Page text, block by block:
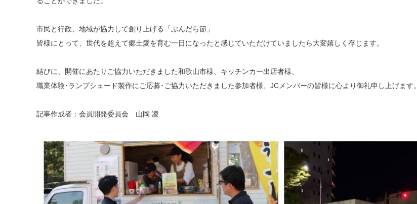
市民と行政、地域が協力して創り上げる「ぶんだら節」
皆様にとって、世代を超えて郷土愛を育む一日になったと感じていただけていましたら大変嬉しく存じます。
結びに、開催にあたりご協力いただきました和歌山市様、キッチンカー出店者様、
職業体験･ランプシェード製作にご応募･ご協力いただきました参加者様、JCメンバーの皆様に心より御礼申し上げます。
記事作成者：会員開発委員会 山岡 凌